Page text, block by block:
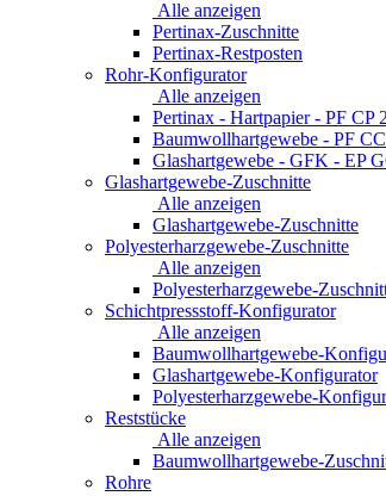
Alle anzeigen
Pertinax-Zuschnitte
Pertinax-Restposten
Rohr-Konfigurator
Alle anzeigen
Pertinax - Hartpapier - PF CP
Baumwollhartgewebe - PF
Glashartgewebe - GFK - EP
Glashartgewebe-Zuschnitte
Alle anzeigen
Glashartgewebe-Zuschnitte
Polyesterharzgewebe-Zuschnitte
Alle anzeigen
Polyesterharzgewebe-
Schichtpressstoff-Konfigurator
Alle anzeigen
Baumwollhartgewebe-
Glashartgewebe-Konfigurator
Polyesterharzgewebe-
Reststücke
Alle anzeigen
Baumwollhartgewebe-
Rohre